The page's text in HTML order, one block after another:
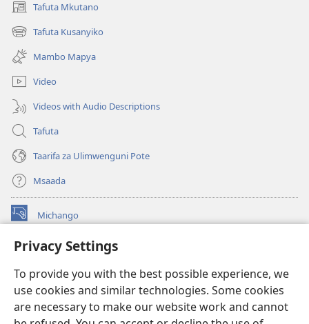
Privacy Settings
To provide you with the best possible experience, we
use cookies and similar technologies. Some cookies
are necessary to make our website work and cannot
Tafuta Mkutano
(opens
new
window)
Tafuta Kusanyiko
(opens
new
window)
Mambo Mapya
Video
Videos with Audio Descriptions
Tafuta
Taarifa za Ulimwenguni Pote
Msaada
Michango
(opens
window)Watchtower MAKTABA KWENYE MTANDAO™
new
window)JW Hub ®
(opens
new
window)
®